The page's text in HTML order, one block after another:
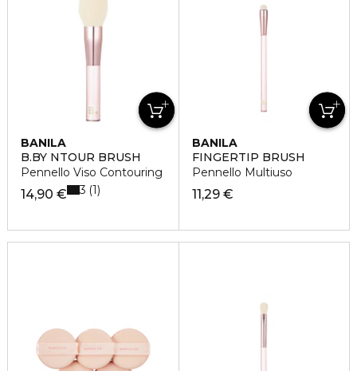
BANILA
B.BY NTOUR BRUSH
Pennello Viso Contouring
14,90 € 3 1
BANILA
FINGERTIP BRUSH
Pennello Multiuso
11,29 €